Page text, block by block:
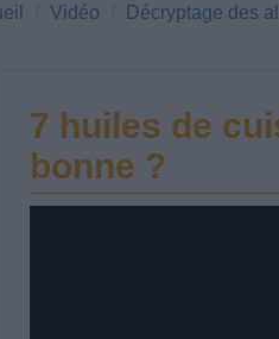
Vidéo Décryptage des
7 huiles de
bonne ?